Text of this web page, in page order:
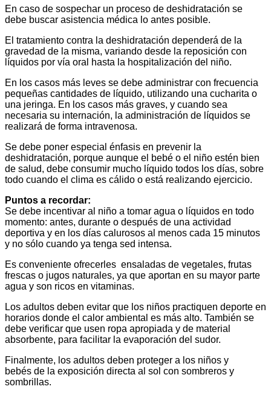
En caso de sospechar un proceso de deshidratación se
debe buscar asistencia médica lo antes posible.
El tratamiento contra la deshidratación dependerá de la
gravedad de la misma, variando desde la reposición con
líquidos por vía oral hasta la hospitalización del niño.
En los casos más leves se debe administrar con frecuencia
pequeñas cantidades de líquido, utilizando una cucharita o
una jeringa. En los casos más graves, y cuando sea
necesaria su internación, la administración de líquidos se
realizará de forma intravenosa.
Se debe poner especial énfasis en prevenir la
deshidratación, porque aunque el bebé o el niño estén bien
de salud, debe consumir mucho líquido todos los días, sobre
todo cuando el clima es cálido o está realizando ejercicio.
Puntos a recordar:
Se debe incentivar al niño a tomar agua o líquidos en todo
momento: antes, durante o después de una actividad
deportiva y en los días calurosos al menos cada 15 minutos
y no sólo cuando ya tenga sed intensa.
Es conveniente ofrecerles ensaladas de vegetales, frutas
frescas o jugos naturales, ya que aportan en su mayor parte
agua y son ricos en vitaminas.
Los adultos deben evitar que los niños practiquen deporte en
horarios donde el calor ambiental es más alto. También se
debe verificar que usen ropa apropiada y de material
absorbente, para facilitar la evaporación del sudor.
Finalmente, los adultos deben proteger a los niños y
bebés de la exposición directa al sol con sombreros y
sombrillas.